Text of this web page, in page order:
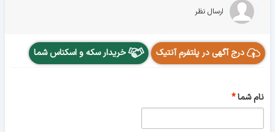
ارسال نظر
درج آگهی در پلتفرم آنتیک خریدار سکه و اسکناس شما
نام شما